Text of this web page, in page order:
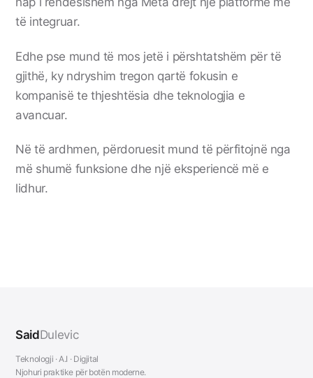
të integruar.
Edhe pse mund të mos jetë i përshtatshëm për të
gjithë, ky ndryshim tregon qartë fokusin e
kompanisë te thjeshtësia dhe teknologjia e
avancuar.
Në të ardhmen, përdoruesit mund të përfitojnë nga
më shumë funksione dhe një eksperiencë më e
lidhur.
SaidDulevic
Teknologji · A.I · Digjital
Njohuri praktike për botën moderne.